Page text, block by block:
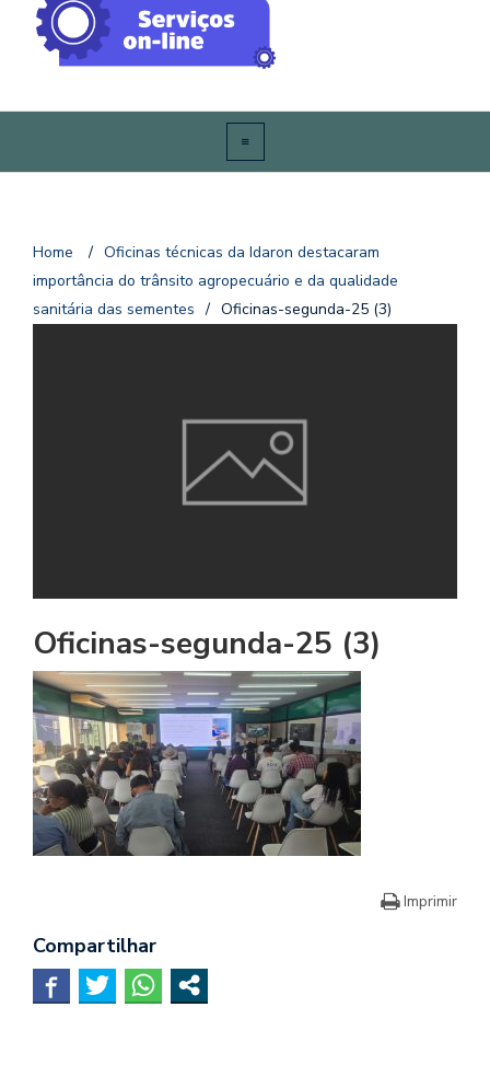
Home / Oficinas técnicas da Idaron destacaram
importância do trânsito agropecuário e da qualidade
sanitária das sementes / Oficinas-segunda-25 (3)
Oficinas-segunda-25 (3)
Imprimir
Compartilhar